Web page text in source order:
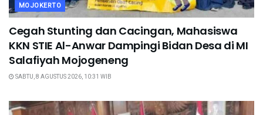
MOJOKERTO
Cegah Stunting dan Cacingan, Mahasiswa
KKN STIE Al-Anwar Dampingi Bidan Desa di MI
Salafiyah Mojogeneng
SABTU, 8 AGUSTUS 2026, 10:31 WIB